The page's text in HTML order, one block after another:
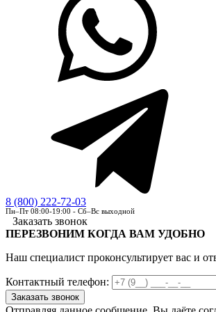
8 (800) 222-72-03
Пн–Пт 08:00-19:00 - Сб–Вс выходной
Заказать звонок
ПЕРЕЗВОНИМ КОГДА ВАМ УДОБНО
Наш специалист проконсультирует вас и
Контактный телефон: